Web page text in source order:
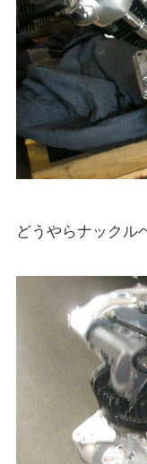
どうやらナックル